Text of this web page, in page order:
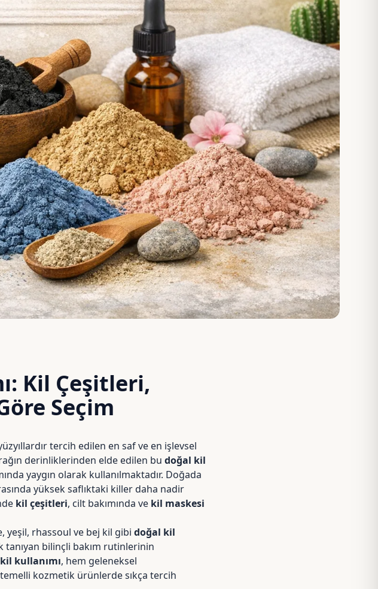
Kil Çeşitleri,
Seçim
tercih edilen en saf ve en işlevsel
derinliklerinden elde edilen bu doğal kil
yaygın olarak kullanılmaktadır. Doğada
yüksek saflıktaki killer daha nadir
kil çeşitleri, cilt bakımında ve kil maskesi
yeşil, rhassoul ve bej kil gibi doğal kil
tanıyan bilinçli bakım rutinlerinin
kullanımı, hem geleneksel
kozmetik ürünlerde sıkça tercih